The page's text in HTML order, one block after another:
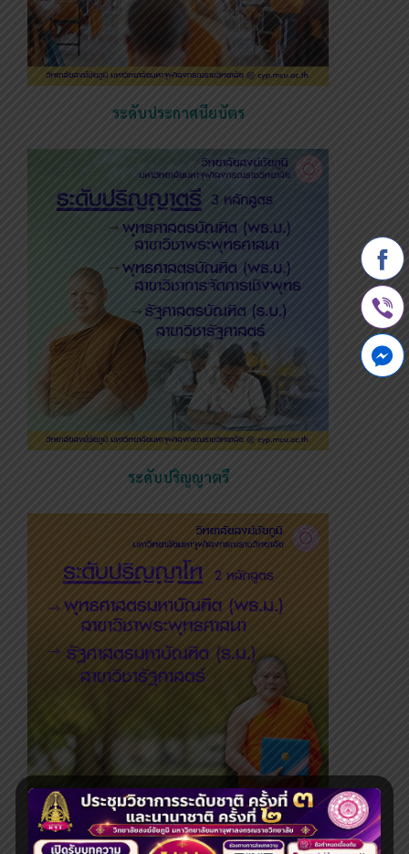
ระดับประกาศนียบัตร
ระดับปริญญาตรี
ระดับปริญญาโท